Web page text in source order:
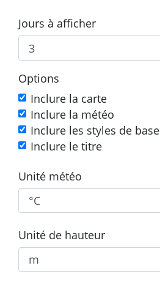
Jours à afficher
Options
Inclure la carte
Inclure la météo
Inclure les styles de base
Inclure le titre
Unité météo
Unité de hauteur